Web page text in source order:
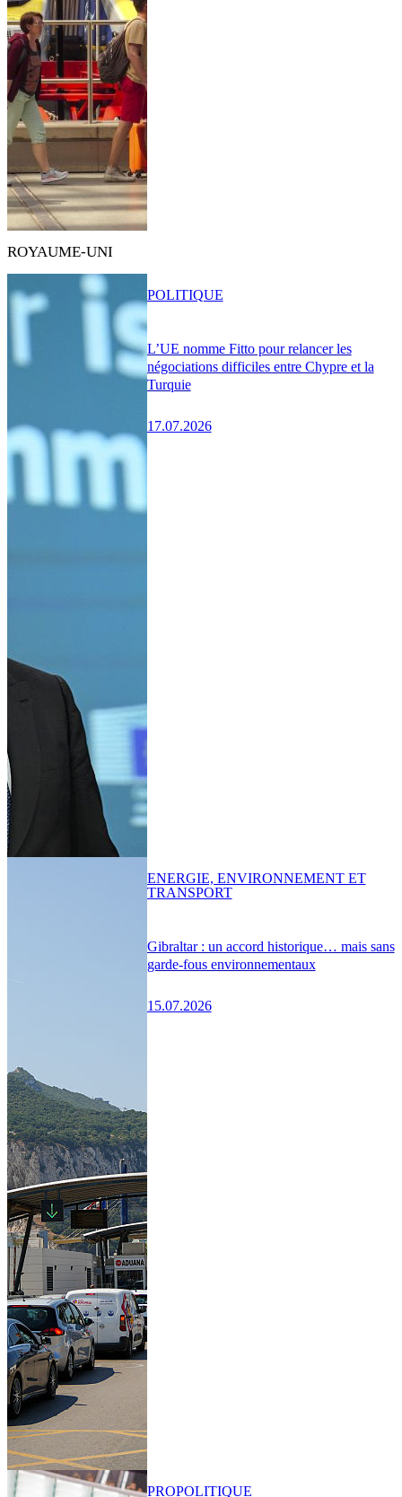
ROYAUME-UNI
L’UE nomme Fitto pour relancer les
négociations difficiles entre Chypre et la
Turquie
17.07.2026
POLITIQUE
Gibraltar : un accord historique… mais sans
garde-fous environnementaux
15.07.2026
ENERGIE, ENVIRONNEMENT ET
TRANSPORT
PROPOLITIQUE